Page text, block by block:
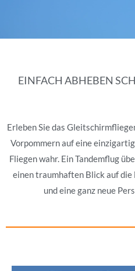
EINFACH ABHEBEN
Erleben Sie das
Vorpommern auf eine
Fliegen wahr. Ein Tandemflug
einen traumhaften Blick auf
und eine ganz neue